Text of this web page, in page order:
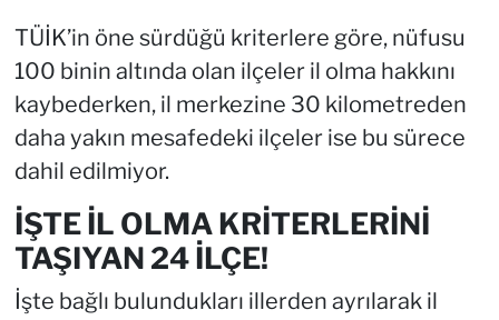
TÜİK’in öne sürdüğü kriterlere göre, nüfusu
100 binin altında olan ilçeler il olma hakkını
kaybederken, il merkezine 30 kilometreden
daha yakın mesafedeki ilçeler ise bu sürece
dahil edilmiyor.
İŞTE İL OLMA KRİTERLERİNİ
TAŞIYAN 24 İLÇE!
İşte bağlı bulundukları illerden ayrılarak il